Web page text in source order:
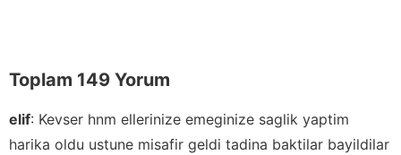
Toplam 149 Yorum
elif: Kevser hnm ellerinize emeginize saglik yaptim
harika oldu ustune misafir geldi tadina baktilar bayildilar